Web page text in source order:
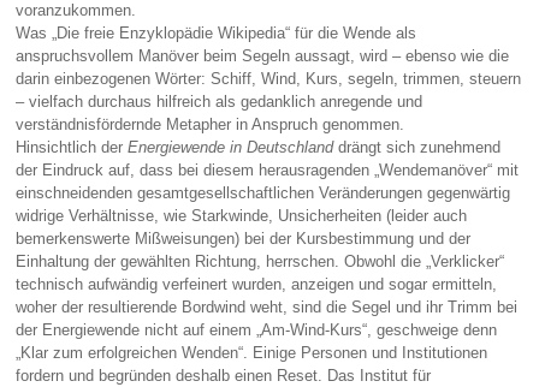
voranzukommen.
Was „Die freie Enzyklopädie Wikipedia“ für die Wende als
anspruchsvollem Manöver beim Segeln aussagt, wird – ebenso wie die
darin einbezogenen Wörter: Schiff, Wind, Kurs, segeln, trimmen, steuern
– vielfach durchaus hilfreich als gedanklich anregende und
verständnisfördernde Metapher in Anspruch genommen.
Hinsichtlich derEnergiewende in Deutschlanddrängt sich zunehmend
der Eindruck auf, dass bei diesem herausragenden „Wendemanöver“ mit
einschneidenden gesamtgesellschaftlichen Veränderungen gegenwärtig
widrige Verhältnisse, wie Starkwinde, Unsicherheiten (leider auch
bemerkenswerte Mißweisungen) bei der Kursbestimmung und der
Einhaltung der gewählten Richtung, herrschen. Obwohl die „Verklicker“
technisch aufwändig verfeinert wurden, anzeigen und sogar ermitteln,
woher der resultierende Bordwind weht, sind die Segel und ihr Trimm bei
der Energiewende nicht auf einem „Am-Wind-Kurs“, geschweige denn
„Klar zum erfolgreichen Wenden“. Einige Personen und Institutionen
fordern und begründen deshalb einen Reset. Das Institut für